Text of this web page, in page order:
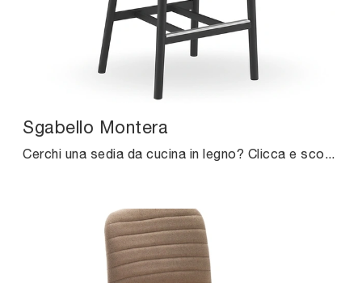
Sgabello Montera
Cerchi una sedia da cucina in legno? Clicca e scopri il modello Sgabello Montera di Midj per completare i tuoi locali al meglio.